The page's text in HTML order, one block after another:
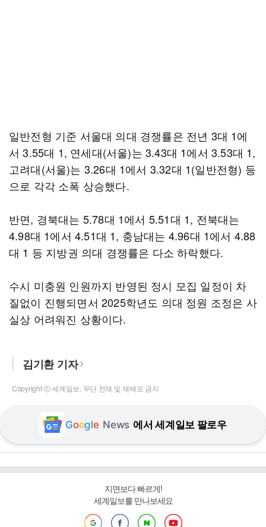
일반전형 기준 서울대 의대 경쟁률은 전년 3대 1에
서 3.55대 1, 연세대(서울)는 3.43대 1에서 3.53대 1,
고려대(서울)는 3.26대 1에서 3.32대 1(일반전형) 등
으로 각각 소폭 상승했다.
반면, 경북대는 5.78대 1에서 5.51대 1, 전북대는
4.98대 1에서 4.51대 1, 충남대는 4.96대 1에서 4.88
대 1 등 지방권 의대 경쟁률은 다소 하락했다.
수시 미충원 인원까지 반영된 정시 모집 일정이 차
질없이 진행되면서 2025학년도 의대 정원 조정은 사
실상 어려워진 상황이다.
김기환 기자
Copyright ⓒ 세계일보. 무단 전재 및 재배포 금지
Google News 에서 세계일보 팔로우
지면보다 빠르게!
세계일보를 만나보세요